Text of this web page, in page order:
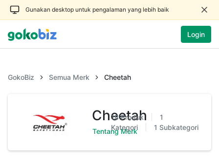
Gunakan desktop untuk pengalaman yang lebih baik
Login
GokoBiz Semua Merk Cheetah
Cheetah
Tentang Merk
18 Produk
1
Kategori
1 Subkategori